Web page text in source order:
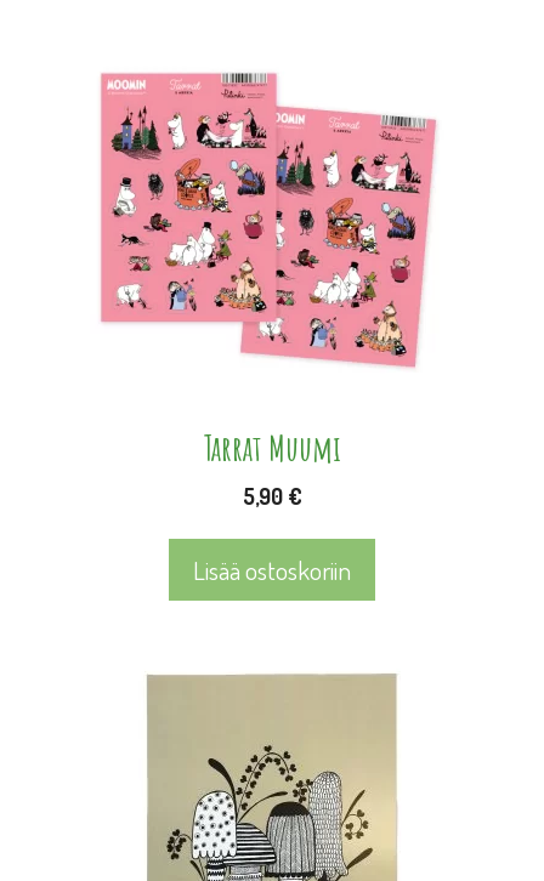
Tarrat Muumi
5,90 €
Lisää ostoskoriin